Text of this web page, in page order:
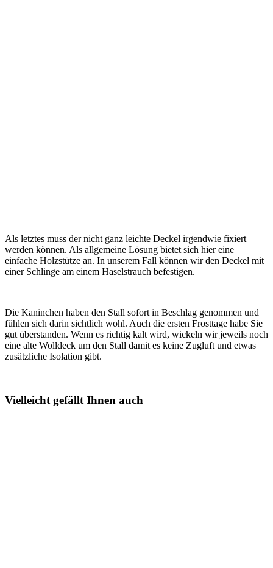
Als letztes muss der nicht ganz leichte Deckel irgendwie fixiert
werden können. Als allgemeine Lösung bietet sich hier eine
einfache Holzstütze an. In unserem Fall können wir den Deckel mit
einer Schlinge am einem Haselstrauch befestigen.
Die Kaninchen haben den Stall sofort in Beschlag genommen und
fühlen sich darin sichtlich wohl. Auch die ersten Frosttage habe Sie
gut überstanden. Wenn es richtig kalt wird, wickeln wir jeweils noch
eine alte Wolldeck um den Stall damit es keine Zugluft und etwas
zusätzliche Isolation gibt.
Vielleicht gefällt Ihnen auch